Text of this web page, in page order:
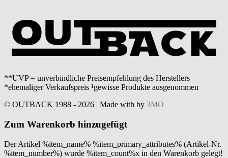
**UVP = unverbindliche Preisempfehlung des Herstellers
*ehemaliger Verkaufspreis ¹gewisse Produkte ausgenommen
© OUTBACK 1988 - 2026 | Made with by 3MO
Zum Warenkorb hinzugefügt
Der Artikel %item_name% %item_primary_attributes% (Artikel-Nr.
%item_number%) wurde %item_count%x in den Warenkorb gelegt!